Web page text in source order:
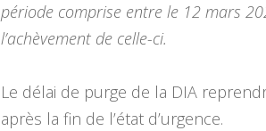
période comprise entre le 12 mars
l’achèvement de celle-ci.
Le délai de purge de la DIA
après la fin de l’état d’urgence.